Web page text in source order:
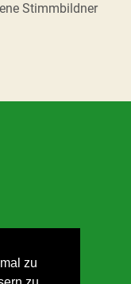
zu
Stimmbildner